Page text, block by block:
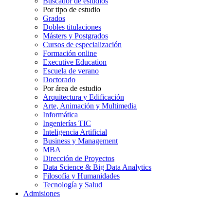
Por tipo de estudio
Grados
Dobles titulaciones
Másters y Postgrados
Cursos de especialización
Formación online
Executive Education
Escuela de verano
Doctorado
Por área de estudio
Arquitectura y Edificación
Arte, Animación y Multimedia
Informática
Ingenierías TIC
Inteligencia Artificial
Business y Management
MBA
Dirección de Proyectos
Data Science & Big Data Analytics
Filosofía y Humanidades
Tecnología y Salud
Admisiones